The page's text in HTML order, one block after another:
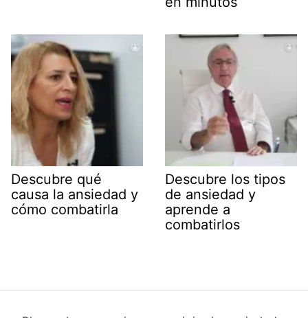
Descubre qué
causa la ansiedad y
cómo combatirla
Descubre los tipos
de ansiedad y
aprende a
combatirlos